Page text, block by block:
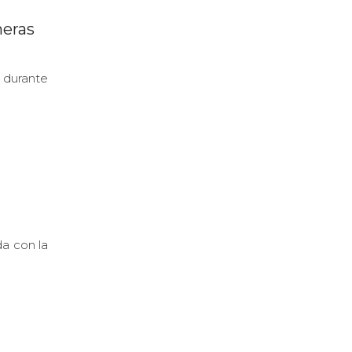
con la